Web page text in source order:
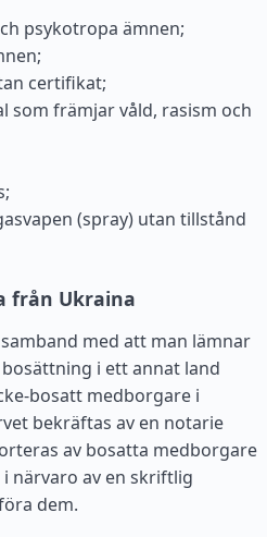
psykotropa ämnen;
certifikat;
som främjar våld, rasism och
(spray) utan tillstånd
från Ukraina
med att man lämnar
i ett annat land
bosatt medborgare i
bekräftas av en notarie
av bosatta medborgare
närvaro av en skriftlig
dem.